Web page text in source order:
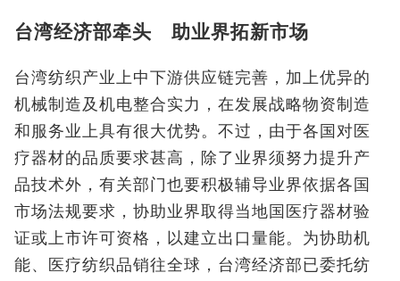
台湾经济部牵头 助业界拓新市场
台湾纺织产业上中下游供应链完善，加上优异的
机械制造及机电整合实力，在发展战略物资制造
和服务业上具有很大优势。不过，由于各国对医
疗器材的品质要求甚高，除了业界须努力提升产
品技术外，有关部门也要积极辅导业界依据各国
市场法规要求，协助业界取得当地国医疗器材验
证或上市许可资格，以建立出口量能。为协助机
能、医疗纺织品销往全球，台湾经济部已委托纺